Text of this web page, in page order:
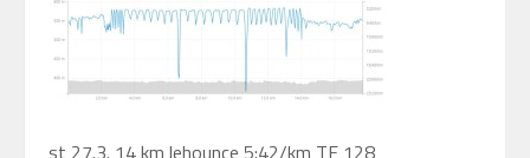
st 27.3. 14 km lehounce 5:42/km TF 128